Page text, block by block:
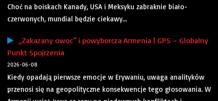
Choć na boiskach Kanady, USA i Meksyku zabraknie biało-
czerwonych, mundial będzie ciekawy...
„Zakazany owoc” i powyborcza Armenia | GPS – Globalny
Punkt Spojrzenia
2026-06-08
Kiedy opadają pierwsze emocje w Erywaniu, uwaga analityków
przenosi się na geopolityczne konsekwencje tego głosowania. W